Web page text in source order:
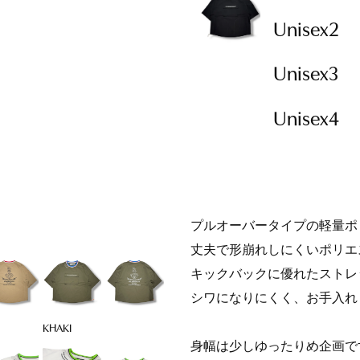
KHAKI
Unisex2
Unisex3
Unisex4
プルオーバータイプの軽量
丈夫で形崩れしにくいポリ
キックバックに優れたスト
シワになりにくく、お手入
身幅は少しゆったりめ企画